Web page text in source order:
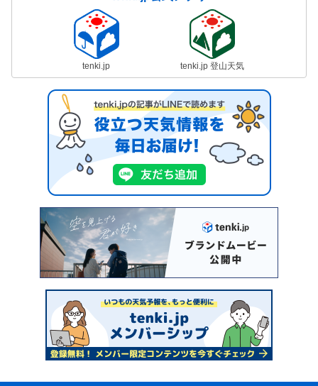
tenki.jp tenki.jp 登山天気